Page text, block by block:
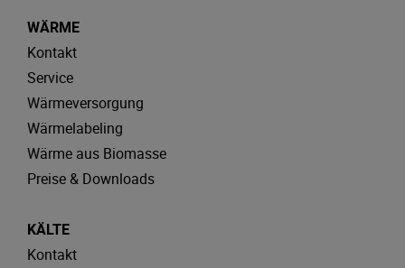
WÄRME
Kontakt
Service
Wärmeversorgung
Wärmelabeling
Wärme aus Biomasse
Preise & Downloads
KÄLTE
Kontakt